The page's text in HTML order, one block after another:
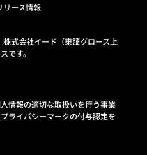
リース情報
式会社イード（東証グロース上
です。
情報の適切な取扱いを行う事業
ライバシーマークの付与認定を